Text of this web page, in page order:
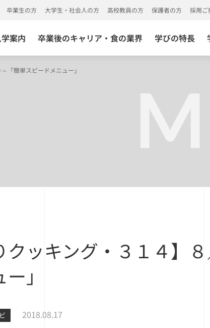
案内 卒業後のキャリア・食の業界 学びの特長
卒業生の方 大学生・社会人の方 高校教員の方 保護者の方 採用ご
「簡単スピードメニュー」
クッキング・３１４】
」
2018.08.17